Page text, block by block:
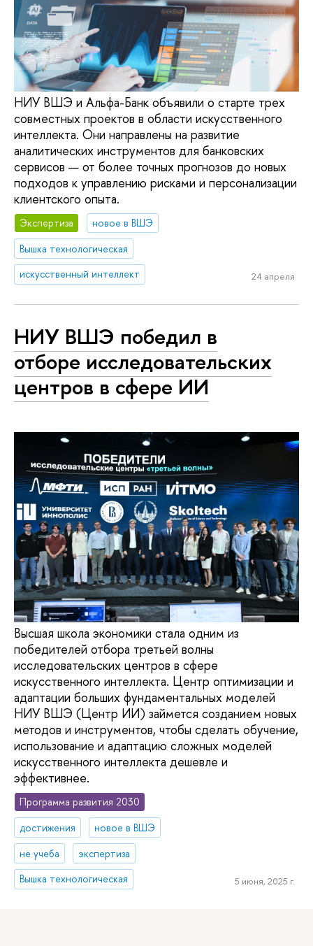
НИУ ВШЭ и Альфа-Банк объявили о старте трех
совместных проектов в области искусственного
интеллекта. Они направлены на развитие
аналитических инструментов для банковских
сервисов — от более точных прогнозов до новых
подходов к управлению рисками и персонализации
клиентского опыта.
Экспертиза
новое в ВШЭ
Вышка технологическая
искусственный интеллект
24 апреля
НИУ ВШЭ победил в
отборе исследовательских
центров в сфере ИИ
Высшая школа экономики стала одним из
победителей отбора третьей волны
исследовательских центров в сфере
искусственного интеллекта. Центр оптимизации и
адаптации больших фундаментальных моделей
НИУ ВШЭ (Центр ИИ) займется созданием новых
методов и инструментов, чтобы сделать обучение,
использование и адаптацию сложных моделей
искусственного интеллекта дешевле и
эффективнее.
Программа развития 2030
достижения
новое в ВШЭ
не учеба
экспертиза
Вышка технологическая
5 июня, 2025 г.